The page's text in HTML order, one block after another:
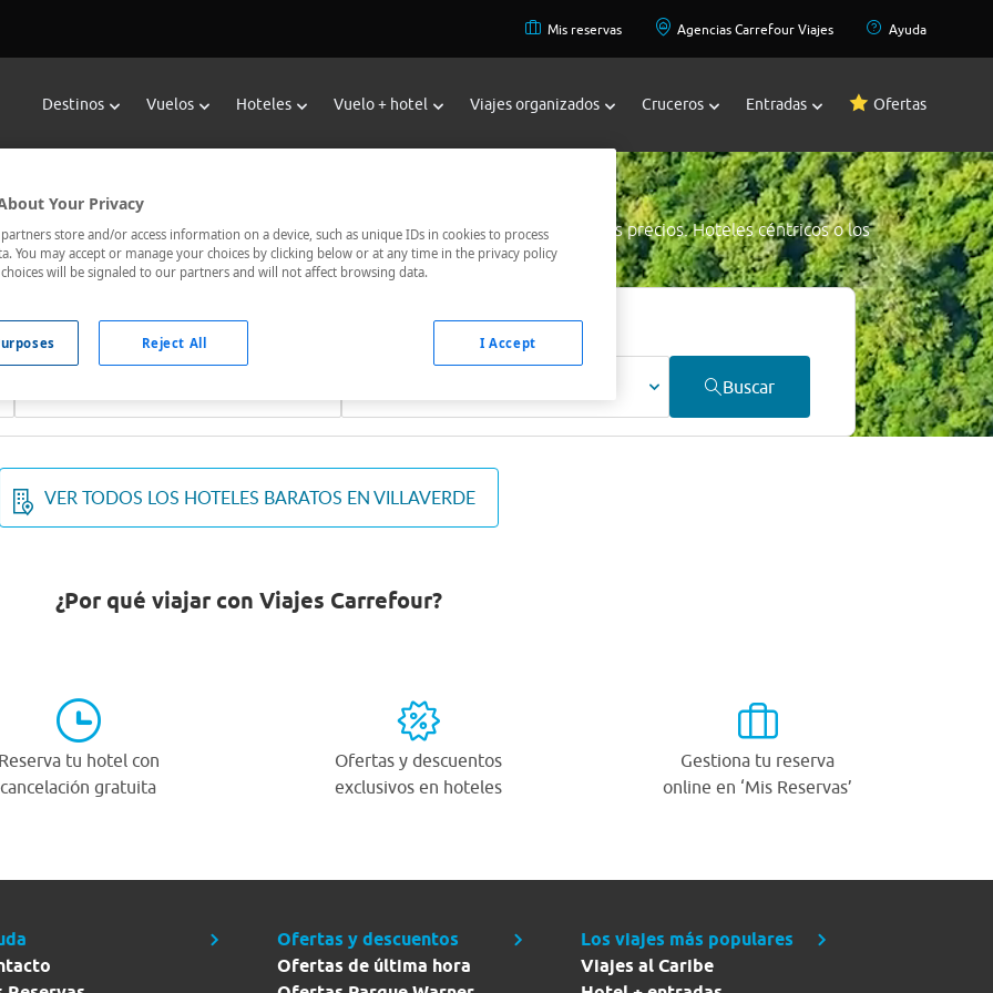
Mis reservas Agencias Carrefour Viajes Ayuda
Destinos Vuelos Hoteles Vuelo + hotel Viajes organizados Cruceros Entradas Ofertas
Reservar Hoteles en Villaverde
de Viajes Carrefour te ofrecehoteles baratos en Villaverdea los mejores precios. Hoteles céntricos o los
el hotel que busques nosotros te lo encontramos al mejor precio.
Fechas *
Buscar
VER TODOS LOS HOTELES BARATOS EN VILLAVERDE
¿Por qué viajar con Viajes Carrefour?
Reserva tu hotel con
cancelación gratuita
Ofertas y descuentos
exclusivos en hoteles
Gestiona tu reserva
online en ‘Mis Reservas’
Ofertas y descuentos
Ofertas de última hora
Los viajes más populares
Viajes al Caribe
Your Privacy
store and/or access information on a device, such as unique IDs in cookies to process
You may accept or manage your choices by clicking below or at any time in the privacy policy
choices will be signaled to our partners and will not affect browsing data.
Reject All I Accept